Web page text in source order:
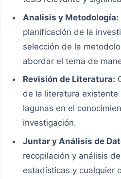
Analisis y Metodología:
planificación de la
selección de la
abordar el tema de
Revisión de Literatura:
de la literatura
lagunas en el
investigación.
Juntar y Análisis de
recopilación y análisis
estadísticas y cualquier